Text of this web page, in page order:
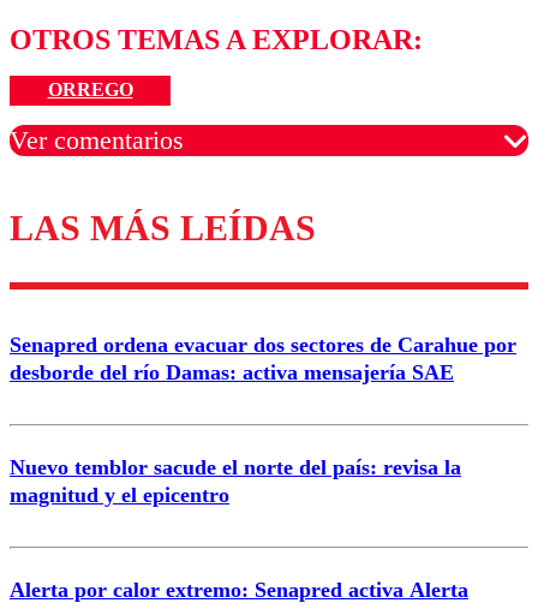
OTROS TEMAS A EXPLORAR:
ORREGO
Ver comentarios
Los comentarios son moderados para garantizar un
diálogo respetuoso.
Nombre
Correo
LAS MÁS LEÍDAS
Senapred ordena evacuar dos sectores de Carahue por
desborde del río Damas: activa mensajería SAE
Nuevo temblor sacude el norte del país: revisa la
magnitud y el epicentro
Alerta por calor extremo: Senapred activa Alerta